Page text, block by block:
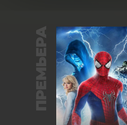
ПРЕМЬЕРА